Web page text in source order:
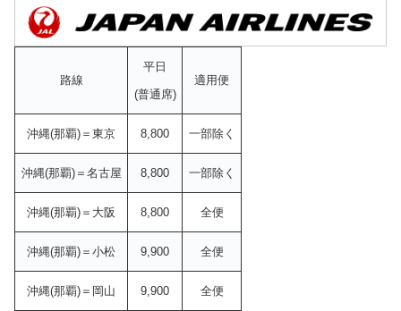
路線
平日
(普通席)
適用便
沖縄(那覇)＝東京 8,800 一部除く
沖縄(那覇)＝名古屋 8,800 一部除く
沖縄(那覇)＝大阪 8,800 全便
沖縄(那覇)＝小松 9,900 全便
沖縄(那覇)＝岡山 9,900 全便